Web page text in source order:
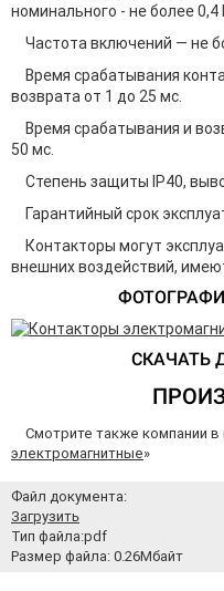
номинального - не более 0,4
Частота включений — не
Время срабатывания
возврата от 1 до 25 мс.
Время срабатывания и
50 мс.
Степень защиты IP40,
Гарантийный срок
Контакторы могут
внешних воздействий,
СКАЧАТЬ
Смотрите также компании в
электромагнитные»
Файл документа:
Загрузить
Тип файла:pdf
Размер файла: 0.26Мбайт